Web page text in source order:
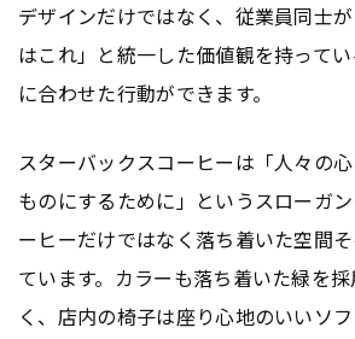
デザインだけではなく、従業員同士
はこれ」と統一した価値観を持って
に合わせた行動ができます。
スターバックスコーヒーは「人々の
ものにするために」というスローガ
ーヒーだけではなく落ち着いた空間
ています。カラーも落ち着いた緑を
く、店内の椅子は座り心地のいいソ